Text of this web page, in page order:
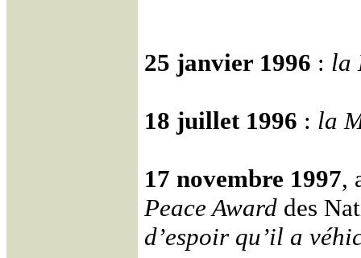
25 janvier 1996 : la
18 juillet 1996 : la
17 novembre 1997,
Peace Award des
d’espoir qu’il a